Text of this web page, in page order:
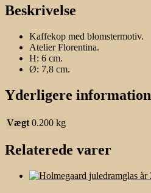
Beskrivelse
Kaffekop med blomstermotiv.
Atelier Florentina.
H: 6 cm.
Ø: 7,8 cm.
Yderligere information
Vægt 0.200 kg
Relaterede varer